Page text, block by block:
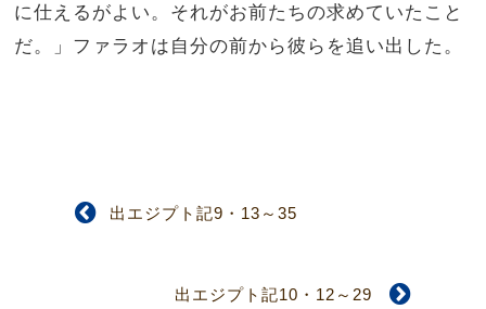
に仕えるがよい。それがお前たちの求めていたこと
だ。」ファラオは自分の前から彼らを追い出した。
出エジプト記9・13～35
出エジプト記10・12～29